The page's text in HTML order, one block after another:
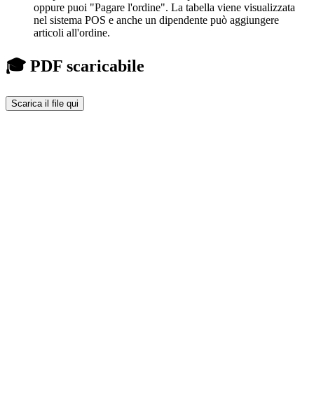
oppure puoi "Pagare l'ordine". La tabella viene visualizzata
nel sistema POS e anche un dipendente può aggiungere
articoli all'ordine.
🎓 PDF scaricabile
Scarica il file qui